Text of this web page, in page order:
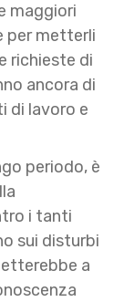
maggiori
per metterli
richieste di
ancora di
di lavoro e
periodo, è
i tanti
sui disturbi
a